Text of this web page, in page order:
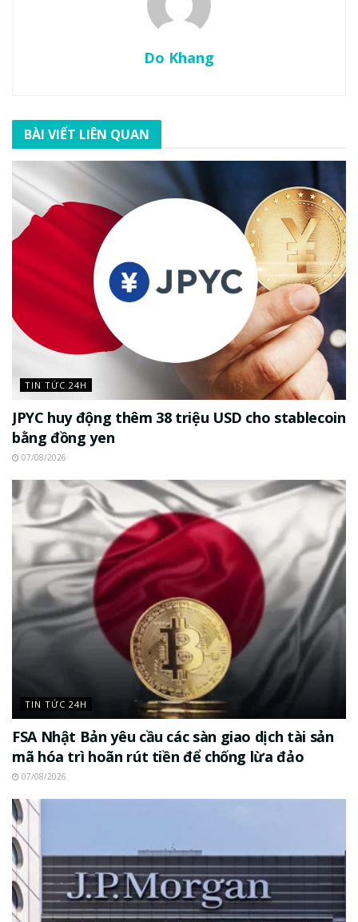
Do Khang
BÀI VIẾT LIÊN QUAN
TIN TỨC 24H
JPYC huy động thêm 38 triệu USD cho stablecoin
bằng đồng yen
07/08/2026
TIN TỨC 24H
FSA Nhật Bản yêu cầu các sàn giao dịch tài sản
mã hóa trì hoãn rút tiền để chống lừa đảo
07/08/2026